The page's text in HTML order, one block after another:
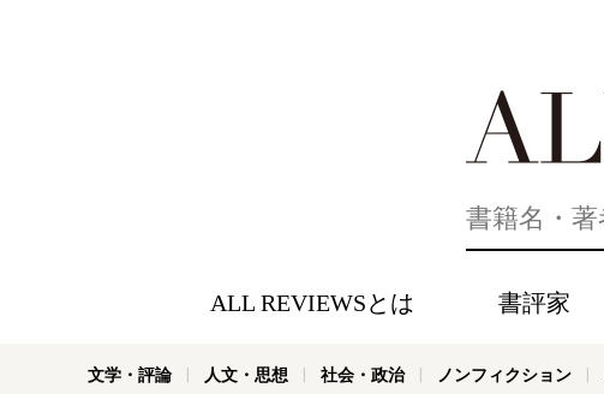
ALL REVIEWSとは 書評家
文学・評論 人文・思想 社会・政治 ノンフィクション